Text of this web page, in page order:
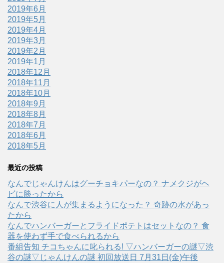
2019年6月
2019年5月
2019年4月
2019年3月
2019年2月
2019年1月
2018年12月
2018年11月
2018年10月
2018年9月
2018年8月
2018年7月
2018年6月
2018年5月
最近の投稿
なんでじゃんけんはグーチョキパーなの？ ナメクジがヘ
ビに勝ったから
なんで渋谷に人が集まるようになった？ 奇跡の水があっ
たから
なんでハンバーガーとフライドポテトはセットなの？ 食
器を使わず手で食べられるから
番組告知 チコちゃんに叱られる! ▽ハンバーガーの謎▽渋
谷の謎▽じゃんけんの謎 初回放送日 7月31日(金)午後